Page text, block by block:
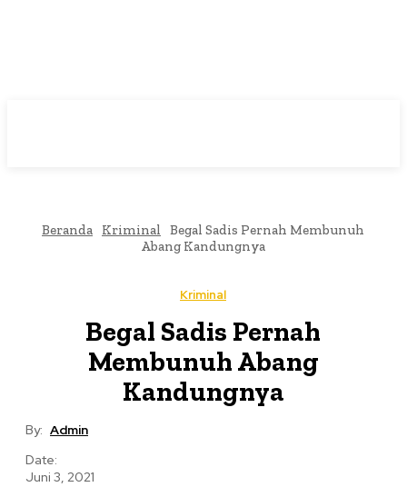
Beranda Kriminal
Begal Sadis Pernah Membunuh
Abang Kandungnya
Kriminal
Begal Sadis Pernah
Membunuh Abang
Kandungnya
By: Admin
Date:
Juni 3, 2021